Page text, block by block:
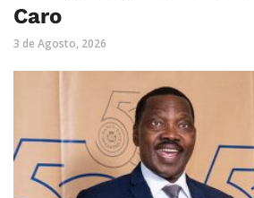
Caro
3 de Agosto, 2026